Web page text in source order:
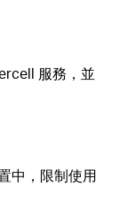
服務，並
中，限制使用